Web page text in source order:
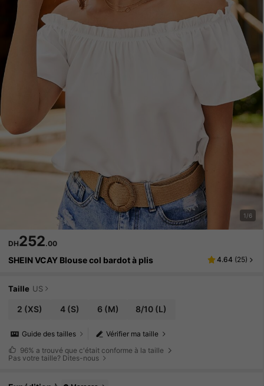
1/6
DH252.00
SHEIN VCAY Blouse col bardot à plis 4.64 (25)
Taille US
2 (XS) 4(S) 6 (M) 8/10 (L)
Vérifier ma taille
Guide des tailles
96% a trouvé que c'était conforme à la taille
Pas votre taille? Dites-nous